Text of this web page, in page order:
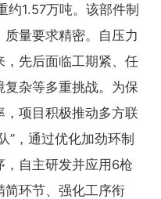
约1.57万吨。该部件制
量要求精密。自压力
先后面临工期紧、任
杂等多重挑战。为保
项目积极推动多方联
”，通过优化加劲环制
自主研发并应用6枪
简环节、强化工序衔